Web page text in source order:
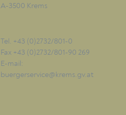
A-3500 Krems
Tel. +43 (0)2732/801-0
Fax +43 (0)2732/801-90 269
E-mail:
buergerservice@krems.gv.at